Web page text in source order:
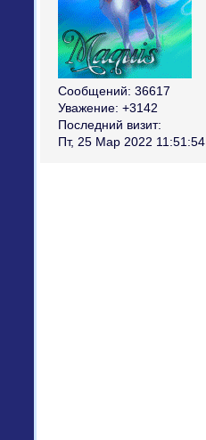
Сообщений: 36617
Уважение: +3142
Последний визит:
Пт, 25 Мар 2022 11:51:54